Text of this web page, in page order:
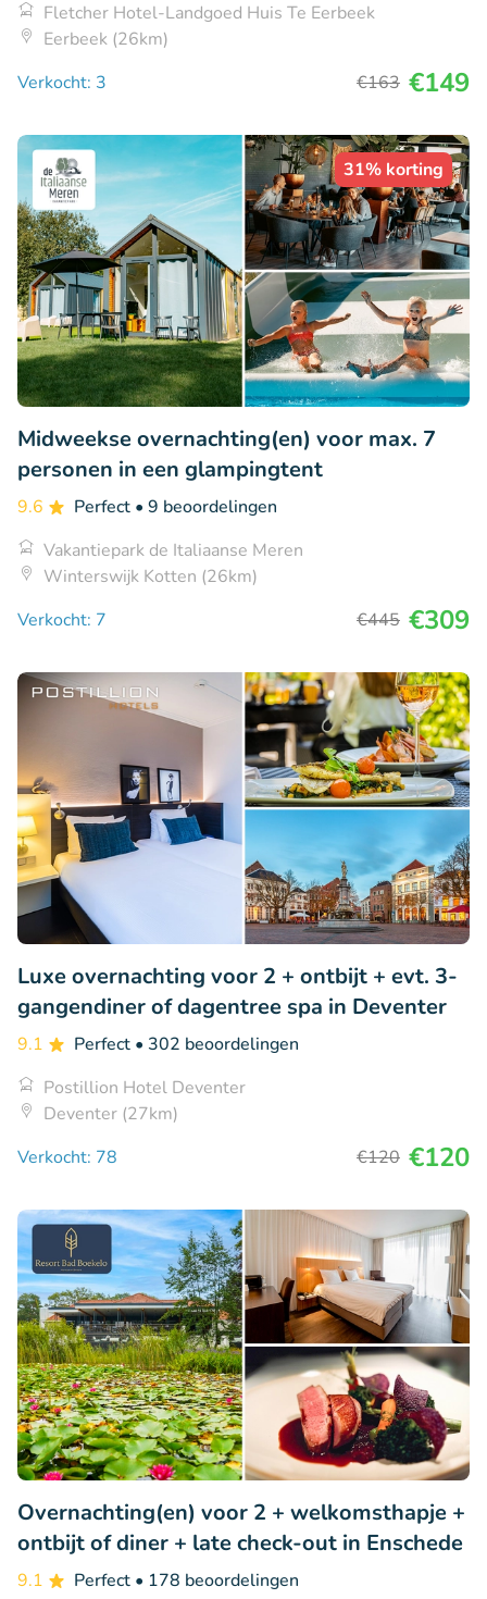
Fletcher Hotel-Landgoed Huis Te Eerbeek
Eerbeek (26km)
Verkocht: 3
€163 €149
31% korting
Midweekse overnachting(en) voor max. 7
personen in een glampingtent
9.6 Perfect • 9 beoordelingen
Vakantiepark de Italiaanse Meren
Winterswijk Kotten (26km)
Verkocht: 7
€445 €309
Luxe overnachting voor 2 + ontbijt + evt. 3-
gangendiner of dagentree spa in Deventer
9.1 Perfect • 302 beoordelingen
Postillion Hotel Deventer
Deventer (27km)
Verkocht: 78
€120 €120
Overnachting(en) voor 2 + welkomsthapje +
ontbijt of diner + late check-out in Enschede
9.1 Perfect • 178 beoordelingen